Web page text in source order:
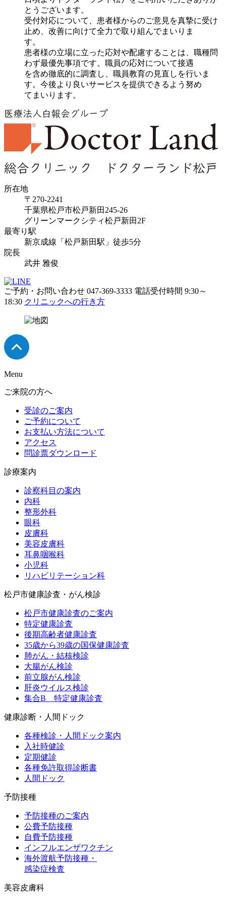
とうございます。
受付対応について、患者様からのご意見を真摯に受け
止め、改善に向けて全力で取り組んでまいりま
す。
患者様の立場に立った応対や配慮することは、職種問
わず最優先事項です。職員の応対について接遇
を含め徹底的に調査し、職員教育の見直しを行いま
す。今後より良いサービスを提供できるよう努め
てまいります。
所在地
〒270-2241
千葉県松戸市松戸新田245-26
グリーンマークシティ松戸新田2F
最寄り駅
新京成線「松戸新田駅」徒歩5分
院長
武井 雅俊
ご予約・お問い合わせ 047-369-3333 電話受付時間 9:30～
18:30 クリニックへの行き方
Menu
ご来院の方へ
受診のご案内
ご予約について
お支払い方法について
アクセス
問診票ダウンロード
診療案内
診察科目の案内
内科
整形外科
眼科
皮膚科
美容皮膚科
耳鼻咽喉科
小児科
リハビリテーション科
松戸市健康診査・がん検診
松戸市健康診査のご案内
特定健康診査
後期高齢者健康診査
35歳から39歳の国保健康診査
肺がん・結核検診
大腸がん検診
前立腺がん検診
肝炎ウイルス検診
集合B 特定健康診査
健康診断・人間ドック
各種検診・人間ドック案内
入社時健診
定期健診
各種免許取得診断書
人間ドック
予防接種
予防接種のご案内
公費予防接種
自費予防接種
インフルエンザワクチン
海外渡航予防接種・
感染症検査
美容皮膚科